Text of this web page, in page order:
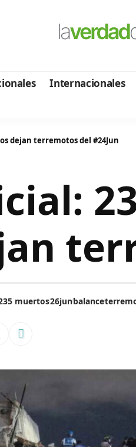
Internacionales
dejan terremotos del #24Jun
muertos26junbalance